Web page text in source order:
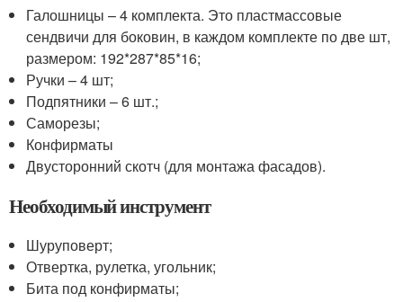
Галошницы – 4 комплекта. Это пластмассовые
сендвичи для боковин, в каждом комплекте по две шт,
размером: 192*287*85*16;
Ручки – 4 шт;
Подпятники – 6 шт.;
Саморезы;
Конфирматы
Двусторонний скотч (для монтажа фасадов).
Необходимый инструмент
Шуруповерт;
Отвертка, рулетка, угольник;
Бита под конфирматы;